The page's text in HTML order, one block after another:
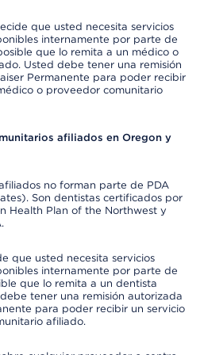
que usted necesita servicios
internamente por parte de
que lo remita a un médico o
Usted debe tener una remisión
Permanente para poder recibir
o proveedor comunitario
afiliados en Oregon y
no forman parte de PDA
Son dentistas certificados por
Health Plan of the Northwest y
que usted necesita servicios
internamente por parte de
que lo remita a un dentista
tener una remisión autorizada
para poder recibir un servicio
afiliado.